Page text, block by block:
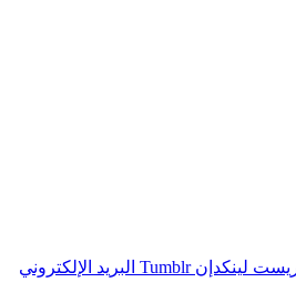
لينكدإن Tumblr البريد الإلكتروني